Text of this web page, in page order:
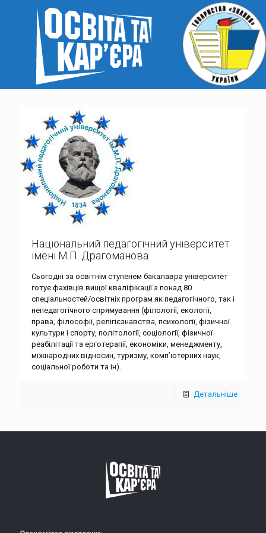
Національний педагогічний університет
імені М.П. Драгоманова
Сьогодні за освітнім ступенем бакалавра університет
готує фахівців вищої кваліфікації з понад 80
спеціальностей/освітніх програм як педагогічного, так і
непедагогічного спрямування (філології, екології,
права, філософії, релігієзнавства, психології, фізичної
культури і спорту, політології, соціології, фізичної
реабілітації та ерготерапії, економіки, менеджменту,
міжнародних відносин, туризму, комп’ютерних наук,
соціальної роботи та ін).
Детальніше